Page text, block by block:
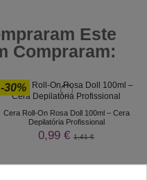
Este
Compraram:
-30%
Cera Roll-On Rosa Doll 100ml – Cera
Depilatória Profissional
0,99 € 1,41 €